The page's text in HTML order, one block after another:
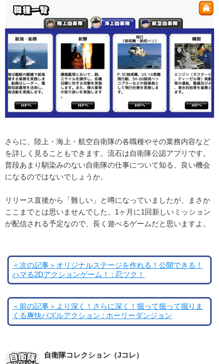
さらに、陸上・海上・航空自衛隊の各職種やその業務内容など
を詳しく見ることもできます。流石は自衛隊公認アプリです。
普段あまり馴染みのない自衛隊の仕事について知る、良い機会
になるのではないでしょうか。
リリース直後から「難しい」と噂になっていましたが、まさか
ここまでとは思いませんでした。1ヶ月に1回新しいミッション
が配信される予定なので、長く遊べるゲームだと思いますよ。
＜次の記事＞オリジナルステージを作れる！公開できる！
ハマる2Dアクションゲーム！ : 忍ツク！
＜前の記事＞より深く！さらに深く！掘って掘って掘りま
くる爽快パズルアクション : ホーリーダンジョン
自衛隊コレクション（Jコレ）